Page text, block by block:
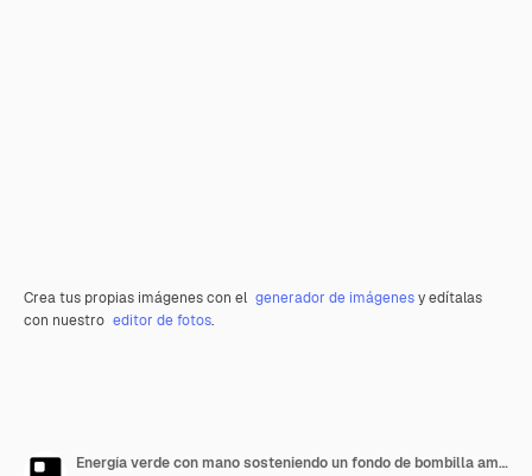
Crea tus propias imágenes con el generador de imágenesy edítalas
con nuestro editor de fotos.
Energía verde con mano sosteniendo un fondo de bombilla ambiental